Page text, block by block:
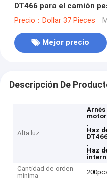
DT466 para el camión
Precio：Dollar 37 Pieces
Mejor precio
Descripción De
Alta luz
,
Haz
,
Haz
Cantidad de orden
mínima